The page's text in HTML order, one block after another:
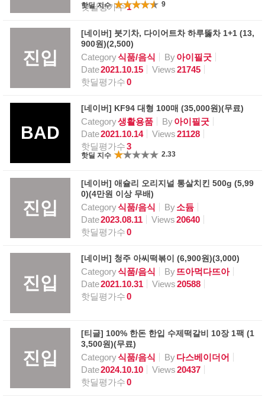
핫딜평가수1
핫딜 지수 9
진입
[네이버] 붓기차, 다이어트차 하루뚫차 1+1 (13,
900원)(2,500)
Category식품/음식 By아이필굿
Date2021.10.15 Views21745
핫딜평가수0
BAD
[네이버] KF94 대형 100매 (35,000원)(무료)
Category생활용품 By아이필굿
Date2021.10.14 Views21128
핫딜평가수3
핫딜 지수 2.33
진입
[네이버] 애슐리 오리지널 통살치킨 500g (5,99
0)(4만원 이상 무배)
Category식품/음식 By소듐
Date2023.08.11 Views20640
핫딜평가수0
진입
[네이버] 청주 아씨떡볶이 (6,900원)(3,000)
Category식품/음식 By뜨아먹다뜨아
Date2021.10.31 Views20588
핫딜평가수0
진입
[티글] 100% 한돈 한입 수제떡갈비 10장 1팩 (1
3,500원)(무료)
Category식품/음식 By다스베이더어
Date2024.10.10 Views20437
핫딜평가수0